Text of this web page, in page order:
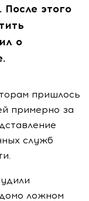
После этого
о
пришлось
примерно за
служб
ложном